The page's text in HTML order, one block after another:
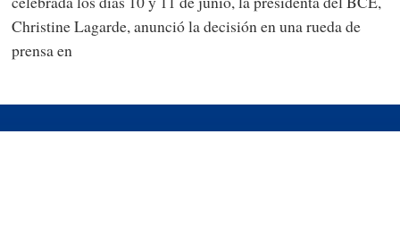
Christine Lagarde, anunció la decisión en una rueda de
prensa en